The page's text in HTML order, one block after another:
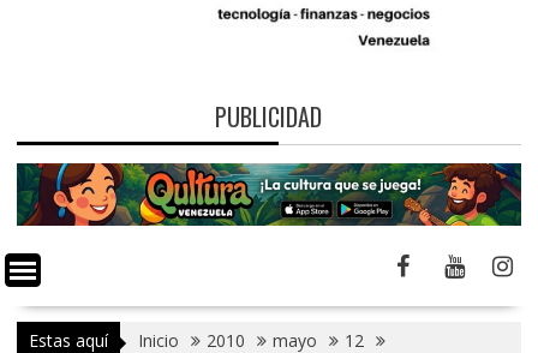
PUBLICIDAD
Estas aquí Inicio 2010 mayo
12